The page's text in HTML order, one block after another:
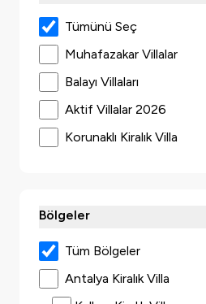
Tümünü Seç
Muhafazakar Villalar
Balayı Villaları
Aktif Villalar 2026
Korunaklı Kiralık Villa
Lüks Villa
Deniz Manzaralı Villalar
Çocuk Havuzlu Villalar
Bölgeler
Tüm Bölgeler
Antalya Kiralık Villa